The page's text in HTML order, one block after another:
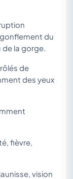
du
la gorge.
de
des yeux
fièvre,
vision